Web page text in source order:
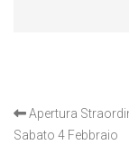
Apertura
Sabato 4 Febbraio